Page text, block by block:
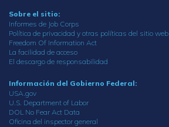
Sobre el sitio:
Informes de Job Corps
Política de privacidad y otras políticas del sitio web
Freedom Of Information Act
La facilidad de acceso
El descargo de responsabilidad
Información del Gobierno Federal:
USA.gov
U.S. Department of Labor
DOL No Fear Act Data
Oficina del inspector general